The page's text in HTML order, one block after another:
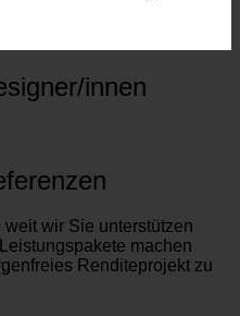
innen
wir Sie unterstützen
machen
Renditeprojekt zu